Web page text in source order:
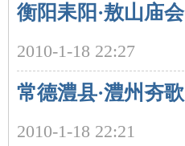
衡阳耒阳·敖山庙会
2010-1-18 22:27
常德澧县·澧州夯歌
2010-1-18 22:21